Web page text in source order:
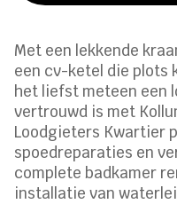
Met een lekkende
een cv-ketel die plots
het liefst meteen een
vertrouwd is met
Loodgieters Kwartier
spoedreparaties en
complete badkamer
installatie van